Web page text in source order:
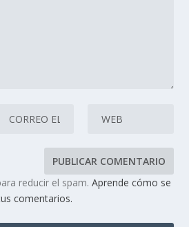
reducir el spam.Aprende cómo se
comentarios.